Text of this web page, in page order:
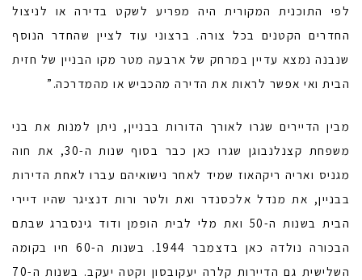
לפי התוכנית המקורית היה מפריע לשקט בדירה או לניצול
החדרים הקטנים בכל צורה. ברצוני עוד לציין שהחדר הנוסף
שנבנה נמצא עדיין במרחק של ארבעה מטר מקו הבניין של חזית
הבית ואי אפשר לראות את הדירה מהכביש או מהמדרכה.”
מבין הדיירים שגרו לאורך הדורות בבניין, ניתן למנות את בני
משפחת קצנלנבוגן שגרו כאן כבר בסוף שנות ה-30, את חוה
מגניס ואריה ריקהאוז שמיד לאחר נישואיהם עברו לאחת הדירות
בבניין, את מנדל אלכסנדר ואת ולטר ורות דנציגר שהיו דיירי
הבית בשנות ה-50 ואת מלי לבית הופמן ודוד גינסברג שבתם
הבכורה נולדה כאן בדצמבר 1944. בשנות ה-60 חיו בקומה
השלישית גם הדיירות קלרה יעקובסון וקטה יעקב. בשנות ה-70